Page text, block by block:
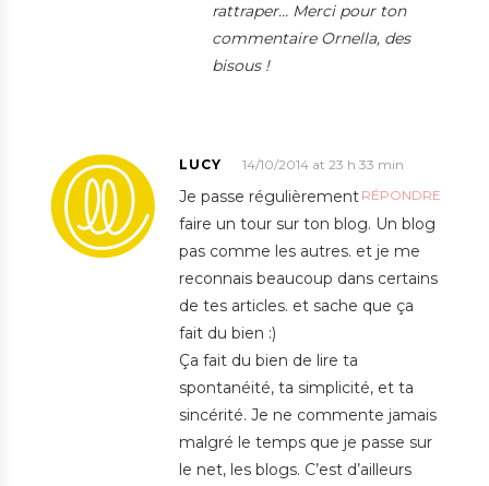
rattraper… Merci pour ton
commentaire Ornella, des
bisous !
LUCY
14/10/2014 at 23 h 33 min
RÉPONDRE
Je passe régulièrement
faire un tour sur ton blog. Un blog
pas comme les autres. et je me
reconnais beaucoup dans certains
de tes articles. et sache que ça
fait du bien :)
Ça fait du bien de lire ta
spontanéité, ta simplicité, et ta
sincérité. Je ne commente jamais
malgré le temps que je passe sur
le net, les blogs. C’est d’ailleurs